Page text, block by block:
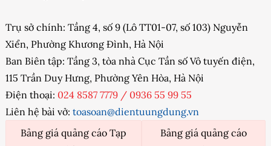
Trụ sở chính: Tầng 4, số 9 (Lô TT01-07, số 103) Nguyễn
Xiển, Phường Khương Đình, Hà Nội
Ban Biên tập: Tầng 3, tòa nhà Cục Tần số Vô tuyến điện,
115 Trần Duy Hưng, Phường Yên Hòa, Hà Nội
Điện thoại: 024 8587 7779 / 0936 55 99 55
Liên hệ bài vở: toasoan@dientuungdung.vn
Bảng giá quảng cáo Tạp
Bảng giá quảng cáo